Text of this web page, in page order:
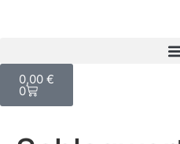
0,00 €
0